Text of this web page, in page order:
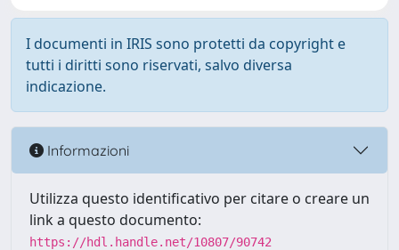
I documenti in IRIS sono protetti da copyright e
tutti i diritti sono riservati, salvo diversa
indicazione.
Informazioni
Utilizza questo identificativo per citare o creare un
link a questo documento:
https://hdl.handle.net/10807/90742